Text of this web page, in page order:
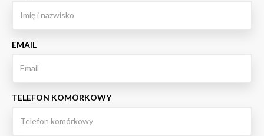
EMAIL
TELEFON KOMÓRKOWY